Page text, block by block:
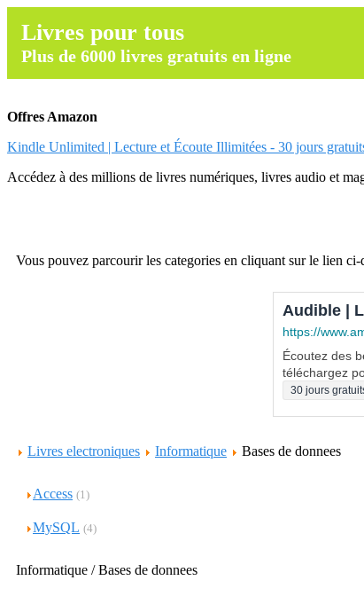
Livres pour tous
Plus de 6000 livres gratuits en ligne
Offres Amazon
Kindle Unlimited | Lecture et Écoute Illimitées - 30 jours
Accédez à des millions de livres numériques, livres audio et
Vous pouvez parcourir les categories en cliquant sur le lien ci-
Audible |
https://
Écoutez des
téléchargez
30 jours
Livres electroniques Informatique Bases de donnees
Access (1)
MySQL (4)
Informatique / Bases de donnees